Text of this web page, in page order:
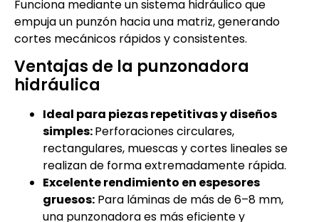
Funciona mediante un sistema hidráulico que
empuja un punzón hacia una matriz, generando
cortes mecánicos rápidos y consistentes.
Ventajas de la punzonadora
hidráulica
Ideal para piezas repetitivas y diseños
simples:Perforaciones circulares,
rectangulares, muescas y cortes lineales se
realizan de forma extremadamente rápida.
Excelente rendimiento en espesores
gruesos: Para láminas de más de 6–8 mm,
una punzonadora es más eficiente y